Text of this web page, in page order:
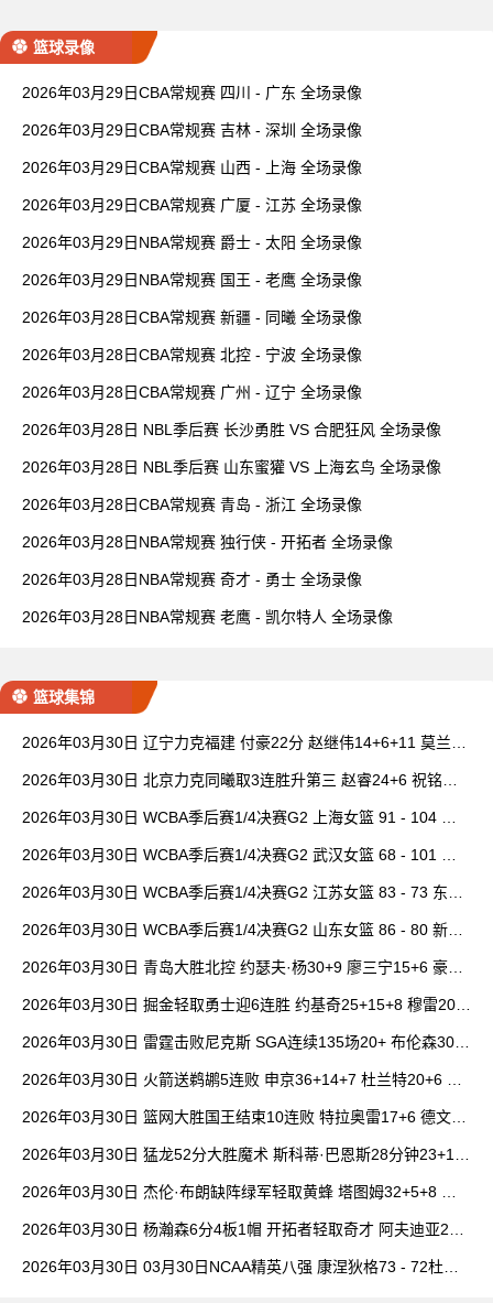
篮球录像
2026年03月29日CBA常规赛 四川 - 广东 全场录像
2026年03月29日CBA常规赛 吉林 - 深圳 全场录像
2026年03月29日CBA常规赛 山西 - 上海 全场录像
2026年03月29日CBA常规赛 广厦 - 江苏 全场录像
2026年03月29日NBA常规赛 爵士 - 太阳 全场录像
2026年03月29日NBA常规赛 国王 - 老鹰 全场录像
2026年03月28日CBA常规赛 新疆 - 同曦 全场录像
2026年03月28日CBA常规赛 北控 - 宁波 全场录像
2026年03月28日CBA常规赛 广州 - 辽宁 全场录像
2026年03月28日 NBL季后赛 长沙勇胜 VS 合肥狂风 全场录像
2026年03月28日 NBL季后赛 山东蜜獾 VS 上海玄鸟 全场录像
2026年03月28日CBA常规赛 青岛 - 浙江 全场录像
2026年03月28日NBA常规赛 独行侠 - 开拓者 全场录像
2026年03月28日NBA常规赛 奇才 - 勇士 全场录像
2026年03月28日NBA常规赛 老鹰 - 凯尔特人 全场录像
篮球集锦
2026年03月30日 辽宁力克福建 付豪22分 赵继伟14+6+11 莫兰德
2026年03月30日 北京力克同曦取3连胜升第三 赵睿24+6 祝铭震1
2026年03月30日 WCBA季后赛1/4决赛G2 上海女篮 91 - 104 四
2026年03月30日 WCBA季后赛1/4决赛G2 武汉女篮 68 - 101 山
2026年03月30日 WCBA季后赛1/4决赛G2 江苏女篮 83 - 73 东莞
2026年03月30日 WCBA季后赛1/4决赛G2 山东女篮 86 - 80 新疆
2026年03月30日 青岛大胜北控 约瑟夫·杨30+9 廖三宁15+6 豪斯
2026年03月30日 掘金轻取勇士迎6连胜 约基奇25+15+8 穆雷20+
2026年03月30日 雷霆击败尼克斯 SGA连续135场20+ 布伦森30分
2026年03月30日 火箭送鹈鹕5连败 申京36+14+7 杜兰特20+6 锡
2026年03月30日 篮网大胜国王结束10连败 特拉奥雷17+6 德文·
2026年03月30日 猛龙52分大胜魔术 斯科蒂·巴恩斯28分钟23+15
2026年03月30日 杰伦·布朗缺阵绿军轻取黄蜂 塔图姆32+5+8 普
2026年03月30日 杨瀚森6分4板1帽 开拓者轻取奇才 阿夫迪亚20+
2026年03月30日 03月30日NCAA精英八强 康涅狄格73 - 72杜克